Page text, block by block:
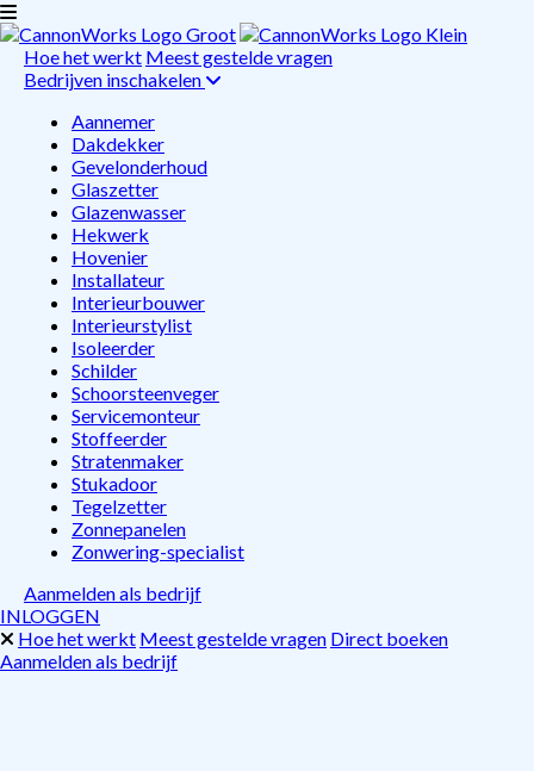
Hoe het werkt Meest gestelde vragen
Bedrijven inschakelen
Aannemer
Dakdekker
Gevelonderhoud
Glaszetter
Glazenwasser
Hekwerk
Hovenier
Installateur
Interieurbouwer
Interieurstylist
Isoleerder
Schilder
Schoorsteenveger
Servicemonteur
Stoffeerder
Stratenmaker
Stukadoor
Tegelzetter
Zonnepanelen
Zonwering-specialist
Aanmelden als bedrijf
INLOGGEN
Hoe het werkt Meest gestelde vragen Direct boeken
Aanmelden als bedrijf